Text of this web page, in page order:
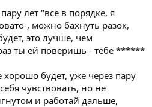
лет "все в порядке, я
, можно бахнуть разок,
это лучше, чем
ты ей поверишь - тебе ******
будет, уже через пару
чувствовать, но не
и работай дальше,